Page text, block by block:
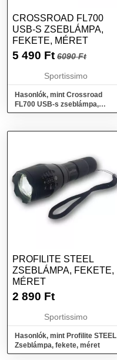
CROSSROAD FL700
USB-S ZSEBLÁMPA,
FEKETE, MÉRET
5 490 Ft 6090 Ft
Sportissimo
Hasonlók, mint Crossroad
FL700 USB-s zseblámpa,
fekete, méret
PROFILITE STEEL
ZSEBLÁMPA, FEKETE,
MÉRET
2 890 Ft
Sportissimo
Hasonlók, mint Profilite STEEL
Zseblámpa, fekete, méret